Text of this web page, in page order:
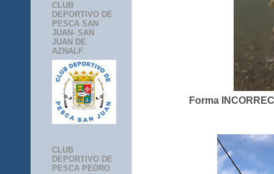
Forma
CLUB
DEPORTIVO DE
PESCA SAN
JUAN- SAN
JUAN DE
AZNALF.
CLUB
DEPORTIVO DE
PESCA PEDRO